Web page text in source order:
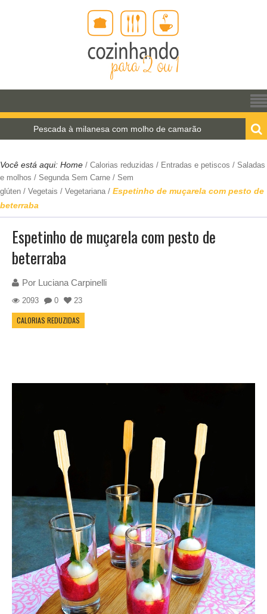
Pescada à milanesa com molho de camarão
Você está aqui: Home / Calorias reduzidas / Entradas e petiscos / Saladas
e molhos / Segunda Sem Carne / Sem
glúten / Vegetais / Vegetariana/ Espetinho de muçarela com pesto de
beterraba
Espetinho de muçarela com pesto de
beterraba
Por Luciana Carpinelli
2093 0 23
CALORIAS REDUZIDAS